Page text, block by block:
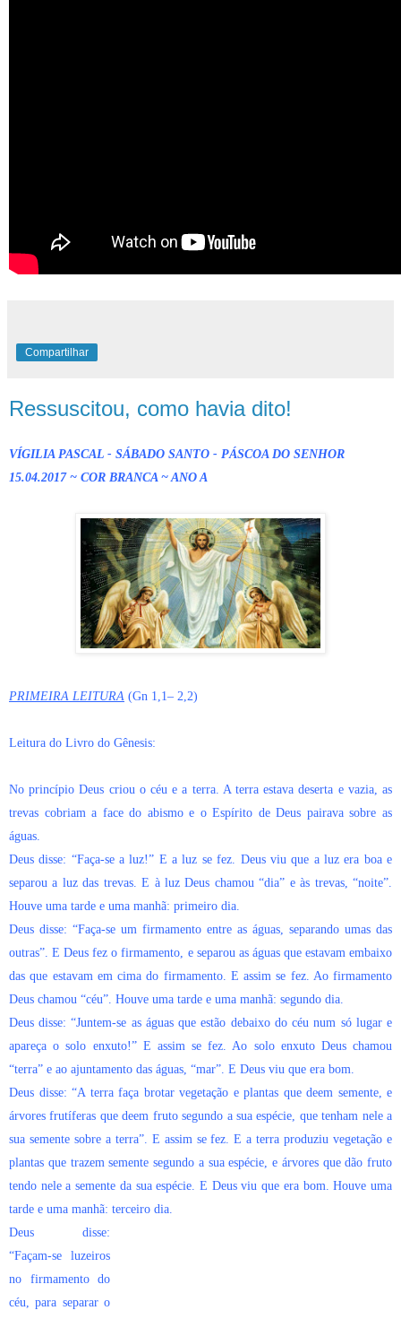
Compartilhar
Ressuscitou, como havia dito!
VÍGILIA PASCAL - SÁBADO SANTO - PÁSCOA DO SENHOR
15.04.2017 ~ COR BRANCA ~ ANO A
PRIMEIRA LEITURA (Gn 1,1– 2,2)
Leitura do Livro do Gênesis:
No princípio Deus criou o céu e a terra. A terra estava deserta e vazia, as
trevas cobriam a face do abismo e o Espírito de Deus pairava sobre as
águas.
Deus disse: “Faça-se a luz!” E a luz se fez. Deus viu que a luz era boa e
separou a luz das trevas. E à luz Deus chamou “dia” e às trevas, “noite”.
Houve uma tarde e uma manhã: primeiro dia.
Deus disse: “Faça-se um firmamento entre as águas, separando umas das
outras”. E Deus fez o firmamento, e separou as águas que estavam embaixo
das que estavam em cima do firmamento. E assim se fez. Ao firmamento
Deus chamou “céu”. Houve uma tarde e uma manhã: segundo dia.
Deus disse: “Juntem-se as águas que estão debaixo do céu num só lugar e
apareça o solo enxuto!” E assim se fez. Ao solo enxuto Deus chamou
“terra” e ao ajuntamento das águas, “mar”. E Deus viu que era bom.
Deus disse: “A terra faça brotar vegetação e plantas que deem semente, e
árvores frutíferas que deem fruto segundo a sua espécie, que tenham nele a
sua semente sobre a terra”. E assim se fez. E a terra produziu vegetação e
plantas que trazem semente segundo a sua espécie, e árvores que dão fruto
tendo nele a semente da sua espécie. E Deus viu que era bom. Houve uma
tarde e uma manhã: terceiro dia.
Deus disse:
“Façam-se luzeiros
no firmamento do
céu, para separar o